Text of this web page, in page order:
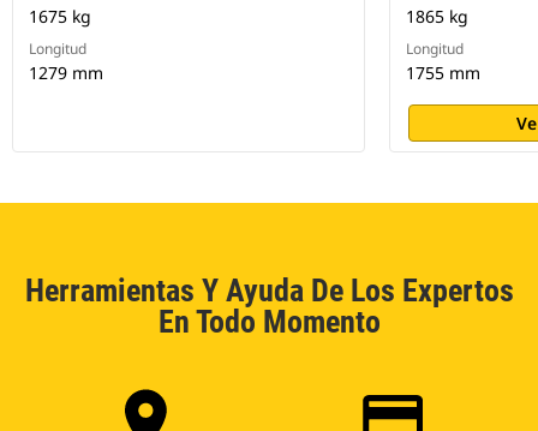
1675 kg
Longitud
1279 mm
1865 kg
Longitud
1755 mm
Herramientas Y Ayuda De Los Expertos
En Todo Momento